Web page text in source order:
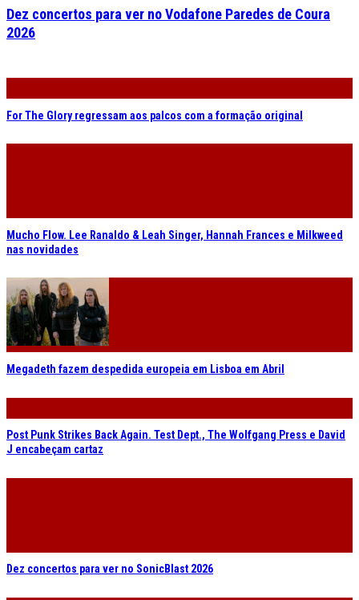
Dez concertos para ver no Vodafone Paredes de Coura
2026
For The Glory regressam aos palcos com a formação original
Mucho Flow. Lee Ranaldo & Leah Singer, Hannah Frances e Milkweed
nas novidades
Megadeth fazem despedida europeia em Lisboa em Abril
Post Punk Strikes Back Again. Test Dept., The Wolfgang Press e David
J encabeçam cartaz
Dez concertos para ver no SonicBlast 2026